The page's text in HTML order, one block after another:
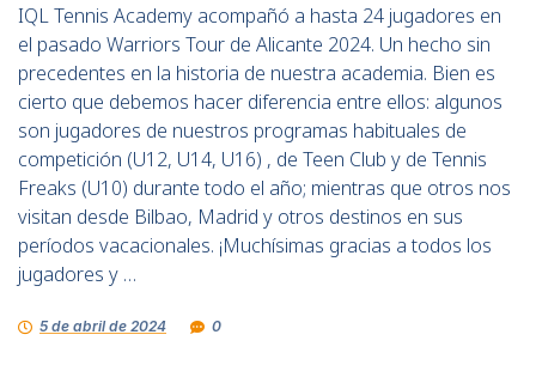
IQL Tennis Academy acompañó a hasta 24 jugadores en
el pasado Warriors Tour de Alicante 2024. Un hecho sin
precedentes en la historia de nuestra academia. Bien es
cierto que debemos hacer diferencia entre ellos: algunos
son jugadores de nuestros programas habituales de
competición (U12, U14, U16) , de Teen Club y de Tennis
Freaks (U10) durante todo el año; mientras que otros nos
visitan desde Bilbao, Madrid y otros destinos en sus
períodos vacacionales. ¡Muchísimas gracias a todos los
jugadores y …
5 de abril de 2024 0